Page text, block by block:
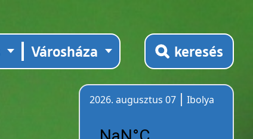
Városháza keresés
2026. augusztus 07
Ibolya